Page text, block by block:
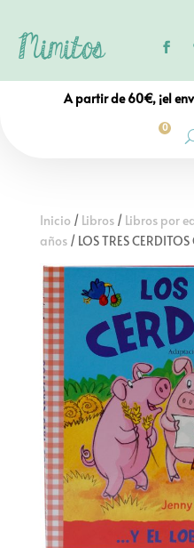
A partir de 60€, ¡el
0
Inicio / Libros/ Libros por
años/ LOS TRES